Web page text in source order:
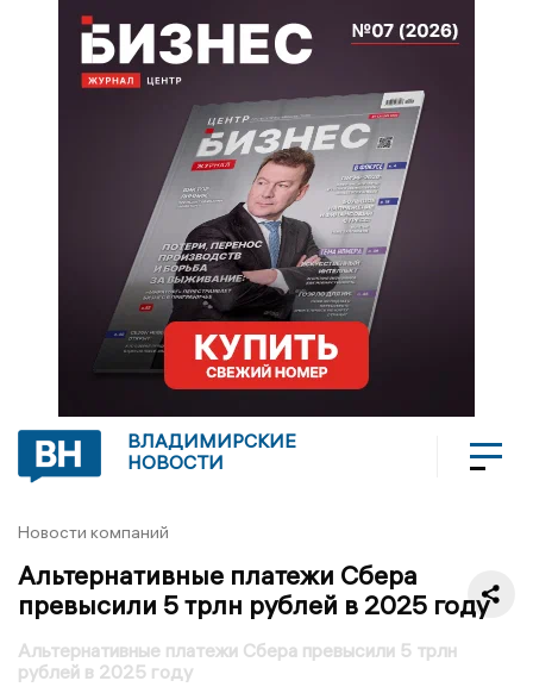
ВЛАДИМИРСКИЕ
НОВОСТИ
Новости компаний
Альтернативные платежи Сбера
превысили 5 трлн рублей в 2025 году
Альтернативные платежи Сбера превысили 5 трлн
рублей в 2025 году